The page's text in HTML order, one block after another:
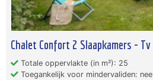
Chalet Confort 2 Slaapkamers - Tv
Totale oppervlakte (in m²): 25
Toegankelijk voor mindervaliden: nee